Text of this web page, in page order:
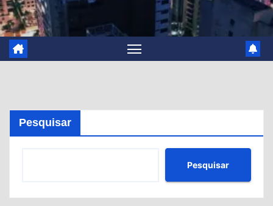
Pesquisar
Pesquisar